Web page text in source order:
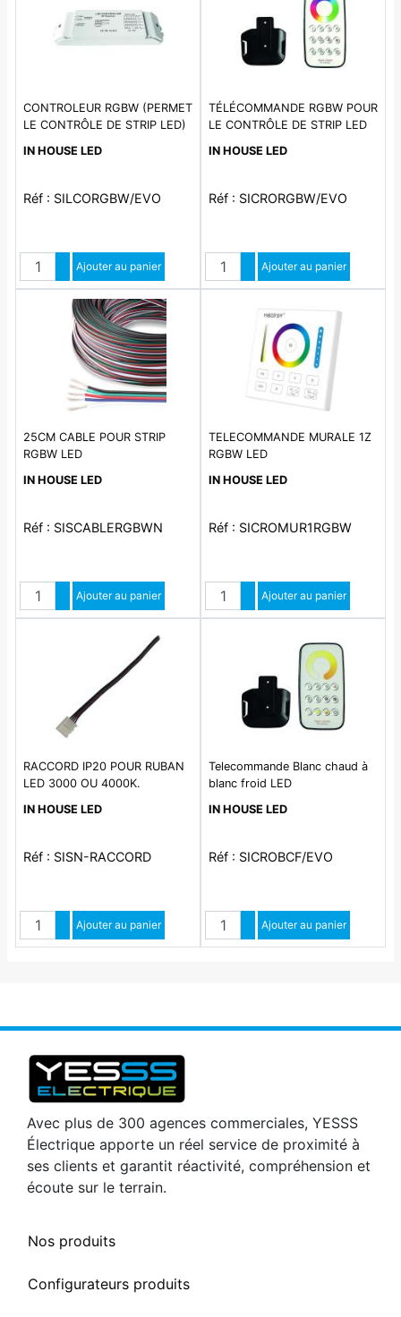
CONTROLEUR RGBW (PERMET
LE CONTRÔLE DE STRIP LED)
TELECOMMANDE REFERENCE
IN HOUSE LED
Réf : SILCORGBW/EVO
QuantitéAugmenter quantité
Diminuer quantité
Ajouter au panier
TÉLÉCOMMANDE RGBW POUR
LE CONTRÔLE DE STRIP LED
RECEPTEUR REFERENCE
IN HOUSE LED
Réf : SICRORGBW/EVO
QuantitéAugmenter quantité
Diminuer quantité
Ajouter au panier
25CM CABLE POUR STRIP
RGBW LED
IN HOUSE LED
Réf : SISCABLERGBWN
QuantitéAugmenter quantité
Diminuer quantité
Ajouter au panier
TELECOMMANDE MURALE 1Z
RGBW LED
IN HOUSE LED
Réf : SICROMUR1RGBW
QuantitéAugmenter quantité
Diminuer quantité
Ajouter au panier
RACCORD IP20 POUR RUBAN
LED 3000 OU 4000K.
INTERIEUR
IN HOUSE LED
Réf : SISN-RACCORD
QuantitéAugmenter quantité
Diminuer quantité
Ajouter au panier
Telecommande Blanc chaud à
blanc froid LED
IN HOUSE LED
Réf : SICROBCF/EVO
QuantitéAugmenter quantité
Diminuer quantité
Ajouter au panier
Avec plus de 300 agences commerciales, YESSS
Électrique apporte un réel service de proximité à
ses clients et garantit réactivité, compréhension et
écoute sur le terrain.
Nos produits
Configurateurs produits